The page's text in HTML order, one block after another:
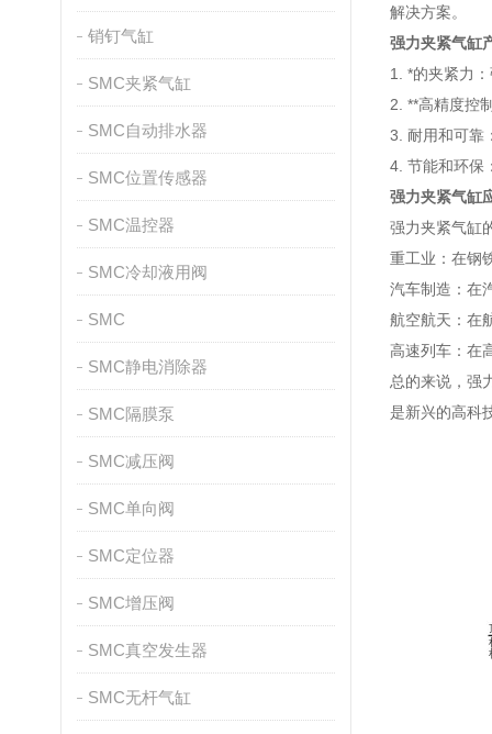
销钉气缸
SMC夹紧气缸
SMC自动排水器
SMC位置传感器
SMC温控器
SMC冷却液用阀
SMC
SMC静电消除器
SMC隔膜泵
SMC减压阀
SMC单向阀
SMC定位器
SMC增压阀
SMC真空发生器
SMC无杆气缸
解决方案。
强力夹紧气缸
1. *的夹紧力
2. **高精度控
3. 耐用和可靠
4. 节能和环保
强力夹紧气缸
强力夹紧气缸
重工业：在钢
汽车制造：在
航空航天：在
高速列车：在
总的来说，强
是新兴的高科